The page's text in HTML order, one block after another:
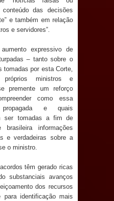
Mais de 470 próteses
entregues pela
Tradicional Festa de
será neste sábado (25)
grande público
Câmara de Marí
da ex-vereadora
Sidnei busca em
conteúdo das decisões
e também em relação
e servidores”.
expressivo de
– tanto sobre o
tomadas por esta Corte,
ministros e
premente um reforço
como essa
e quais
ser tomadas a fim de
informações
e verdadeiras sobre a
o ministro.
têm gerado ricas
substanciais avanços
dos recursos
para identificação mais